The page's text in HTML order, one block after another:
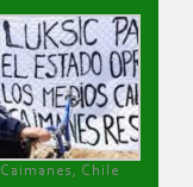
Caimanes, Chile